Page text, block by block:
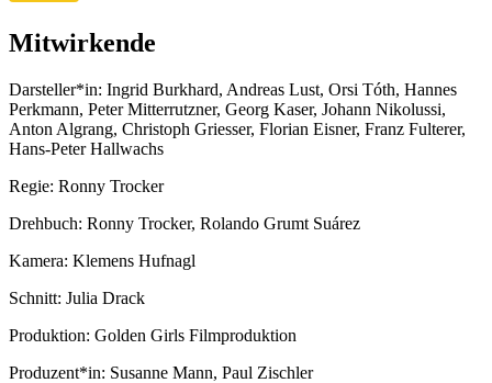
Mitwirkende
Darsteller*in: Ingrid Burkhard, Andreas Lust, Orsi Tóth, Hannes
Perkmann, Peter Mitterrutzner, Georg Kaser, Johann Nikolussi,
Anton Algrang, Christoph Griesser, Florian Eisner, Franz Fulterer,
Hans-Peter Hallwachs
Regie: Ronny Trocker
Drehbuch: Ronny Trocker, Rolando Grumt Suárez
Kamera: Klemens Hufnagl
Schnitt: Julia Drack
Produktion: Golden Girls Filmproduktion
Produzent*in: Susanne Mann, Paul Zischler